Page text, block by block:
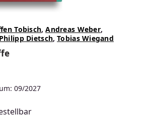
Tobisch,Andreas Weber,
Philipp Dietsch,Tobias Wiegand
09/2027